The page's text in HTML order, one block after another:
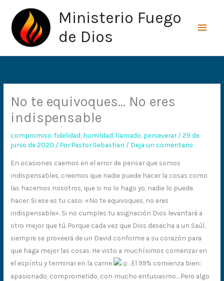
contenido
Ministerio Fuego
de Dios
No te equivoques… No eres
indispensable
compromiso ,fidelidad humildad llamado perseverar/29 de
junio de 2020 / PorPastor Sebastian / Deja un comentario
En ocasiones caemos en el error de pensar que somos
indispensables, creemos que nadie puede hacer la cosas como
las hacemos nosotros, que si no lo hago yo, nadie lo puede
hacer. Si ese es tu caso: «No te equivoques, no eres
indispensable». Si no cumples tu asignación Dios levantará a
otro mejor que tú. Porque cada vez que Dios desecha a un Saúl,
siempre se proveerá de un David conforme a su corazón para
que haga mejor las cosas. He visto a muchísimos comenzar en
el espíritu y terminar en la carne
. El 99% comienza bien:
apasionado, comprometido, con mucho entusiasmo… Pero algo